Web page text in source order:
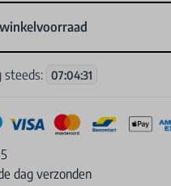
steeds: 07:04:30
dag verzonden